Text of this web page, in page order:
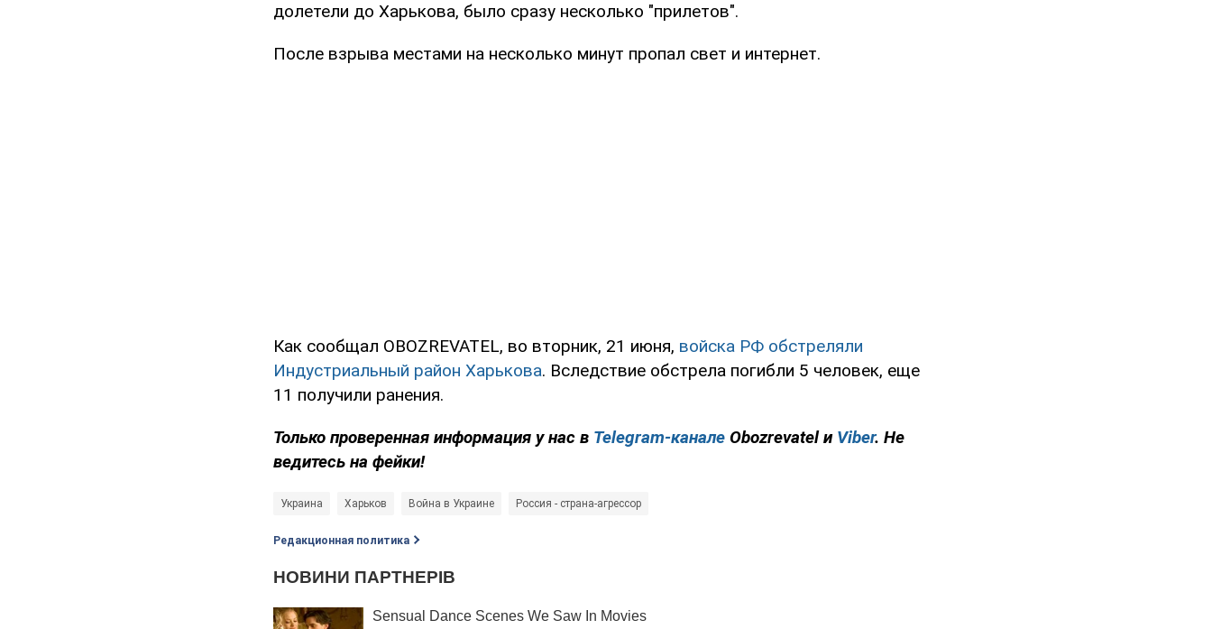
долетели до Харькова, было сразу несколько "прилетов".
После взрыва местами на несколько минут пропал свет и интернет.
Как сообщал OBOZREVATEL, во вторник, 21 июня, войска РФ обстреляли
Индустриальный район Харькова. Вследствие обстрела погибли 5 человек, еще
11 получили ранения.
Только проверенная информация у нас в Telegram-канале Obozrevatel и Viber. Не
ведитесь на фейки!
Украина Харьков Война в Украине Россия - страна-агрессор
Редакционная политика